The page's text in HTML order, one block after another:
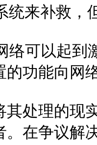
补救，但
可以起到
的功能向网
其处理的
。在争议解